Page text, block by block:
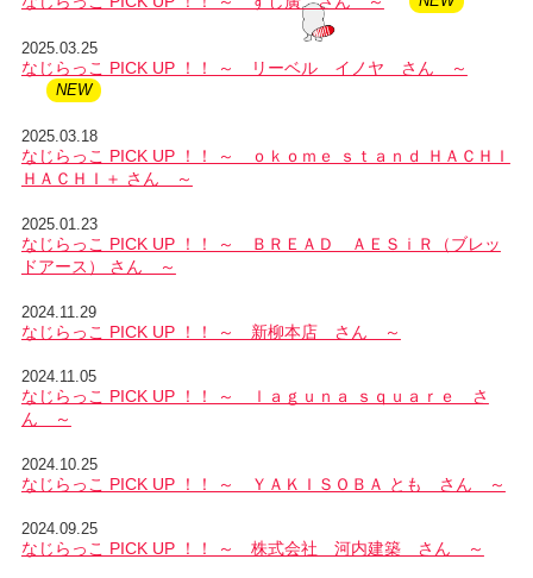
2025.03.25
なじらっこ PICK UP ！！ ～ リーベル イノヤ さん ～
2025.03.18
なじらっこ PICK UP ！！ ～ ｏｋｏｍｅ ｓｔａｎｄ ＨＡＣＨＩ
ＨＡＣＨＩ＋ さん ～
2025.01.23
なじらっこ PICK UP ！！ ～ ＢＲＥＡＤ ＡＥＳｉＲ（ブレッ
ドアース） さん ～
2024.11.29
なじらっこ PICK UP ！！ ～ 新柳本店 さん ～
2024.11.05
なじらっこ PICK UP ！！ ～ ｌａｇｕｎａ ｓｑｕａｒｅ さ
ん ～
2024.10.25
なじらっこ PICK UP ！！ ～ ＹＡＫＩＳＯＢＡ とも さん ～
2024.09.25
なじらっこ PICK UP ！！ ～ 株式会社 河内建築 さん ～